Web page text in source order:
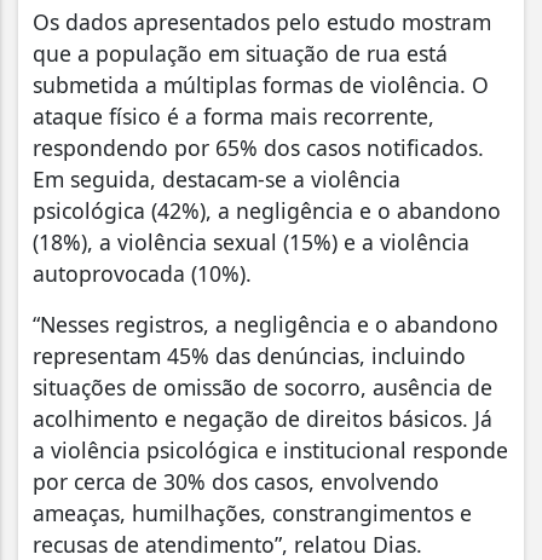
Os dados apresentados pelo estudo mostram
que a população em situação de rua está
submetida a múltiplas formas de violência. O
ataque físico é a forma mais recorrente,
respondendo por 65% dos casos notificados.
Em seguida, destacam-se a violência
psicológica (42%), a negligência e o abandono
(18%), a violência sexual (15%) e a violência
autoprovocada (10%).
“Nesses registros, a negligência e o abandono
representam 45% das denúncias, incluindo
situações de omissão de socorro, ausência de
acolhimento e negação de direitos básicos. Já
a violência psicológica e institucional responde
por cerca de 30% dos casos, envolvendo
ameaças, humilhações, constrangimentos e
recusas de atendimento”, relatou Dias.